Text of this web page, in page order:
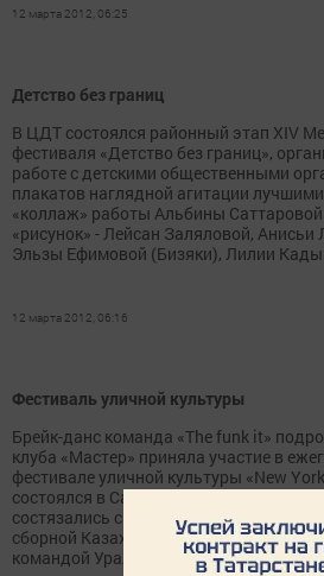
12 марта 2012, 06:25
Детство без границ
В ЦДТ состоялся районный этап XIV
фестиваля «Детство без границ»,
работе с детскими общественными
плакатов наглядной агитации
«коллаж» работы Альбины
«рисунок» - Лейсан Заляловой,
Эльзы Ефимовой (Бизяки), Лилии
12 марта 2012, 06:16
Фестиваль уличной культуры
Брейк-данс команда «The funk it»
клуба «Мастер» приняла участие в
фестивале уличной культуры «New
состоялся в Самаре. В танцевальных
состязались с группами из
сборной Казахстана. В финале
командой Урала и в итоге заняли